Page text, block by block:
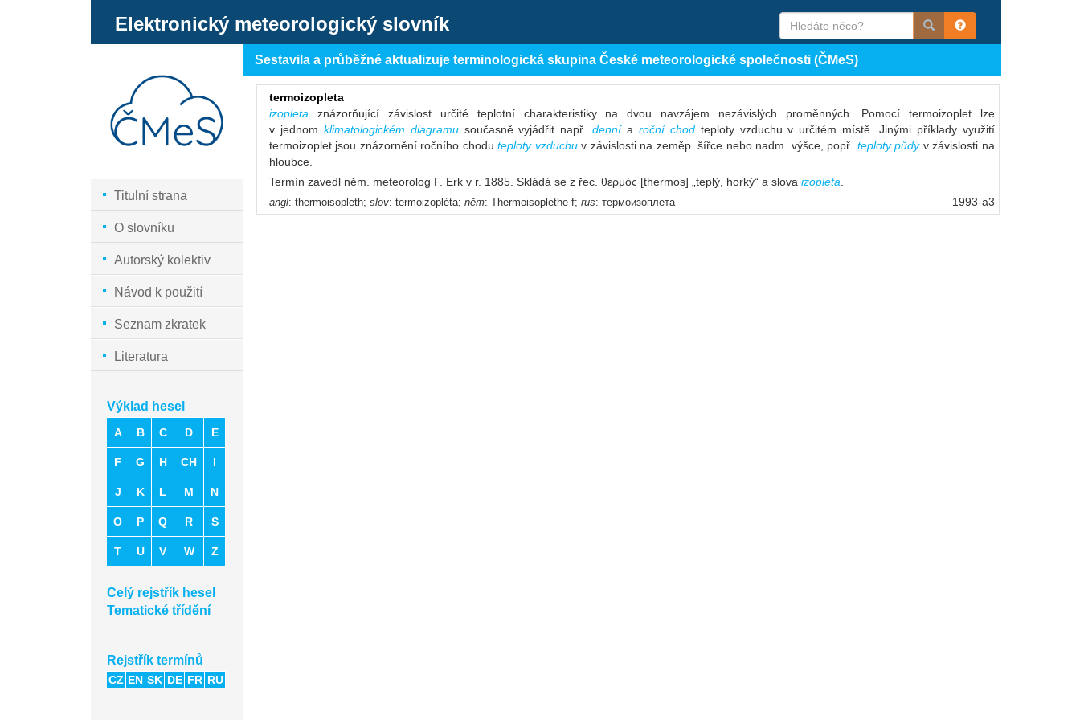
Elektronický meteorologický slovník
Titulní strana
O slovníku
Autorský kolektiv
Návod k použití
Seznam zkratek
Literatura
Výklad hesel
A B C D E
F G H CH I
J K L M N
O P Q R S
T U V W Z
Celý rejstřík hesel
Tematické třídění
Rejstřík termínů
CZ EN SK DE FR RU
Sestavila a průběžné aktualizuje terminologická skupina České meteorologické společnosti (ČMeS)
termoizopleta
izopleta znázorňující závislost určité teplotní charakteristiky na dvou navzájem nezávislých proměnných. Pomocí termoizoplet lze
v jednom klimatologickém diagramu současně vyjádřit např.dennía roční chodteploty vzduchu v určitém místě. Jinými příklady využití
termoizoplet jsou znázornění ročního choduteploty vzduchuv závislosti na zeměp. šířce nebo nadm. výšce, popř. teploty půdyv závislosti na
hloubce.
Termín zavedl něm. meteorolog F. Erk v r. 1885. Skládá se z řec. θερμός [thermos] „teplý, horký“ a slova izopleta
angl: thermoisopleth; slov: termoizopléta; něm: Thermoisoplethe f; rus: термоизоплета 1993-a3